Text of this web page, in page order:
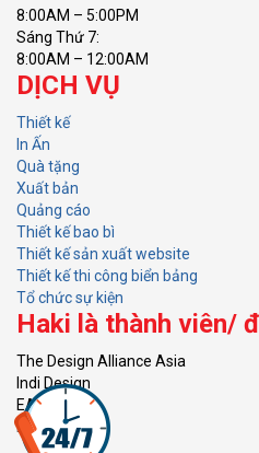
8:00AM – 5:00PM
Sáng Thứ 7:
8:00AM – 12:00AM
DỊCH VỤ
Thiết kế
In Ấn
Quà tặng
Xuất bản
Quảng cáo
Thiết kế bao bì
Thiết kế sản xuất website
Thiết kế thi công biển bảng
Tổ chức sự kiện
Haki là thành viên/
The Design Alliance Asia
Indi Design
EACG
KVH